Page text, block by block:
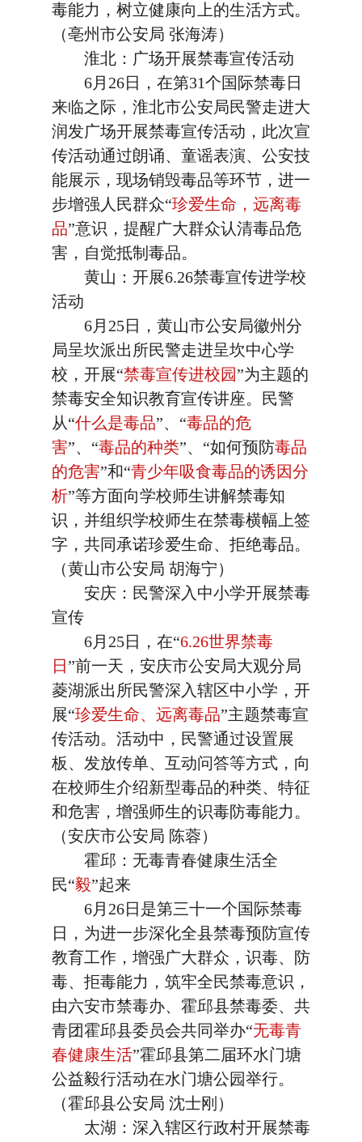
毒能力，树立健康向上的生活方式。
（亳州市公安局 张海涛）
淮北：广场开展禁毒宣传活动
6月26日，在第31个国际禁毒日
来临之际，淮北市公安局民警走进大
润发广场开展禁毒宣传活动，此次宣
传活动通过朗诵、童谣表演、公安技
能展示，现场销毁毒品等环节，进一
步增强人民群众“珍爱生命，远离毒
品”意识，提醒广大群众认清毒品危
害，自觉抵制毒品。
黄山：开展6.26禁毒宣传进学校
活动
6月25日，黄山市公安局徽州分
局呈坎派出所民警走进呈坎中心学
校，开展“禁毒宣传进校园”为主题的
禁毒安全知识教育宣传讲座。民警
从“什么是毒品”、“毒品的危
害”、“毒品的种类”、“如何预防毒品
的危害”和“青少年吸食毒品的诱因分
析”等方面向学校师生讲解禁毒知
识，并组织学校师生在禁毒横幅上签
字，共同承诺珍爱生命、拒绝毒品。
（黄山市公安局 胡海宁）
安庆：民警深入中小学开展禁毒
宣传
6月25日，在“6.26世界禁毒
日 ”前一天，安庆市公安局大观分局
菱湖派出所民警深入辖区中小学，开
展“珍爱生命、远离毒品”主题禁毒宣
传活动。活动中，民警通过设置展
板、发放传单、互动问答等方式，向
在校师生介绍新型毒品的种类、特征
和危害，增强师生的识毒防毒能力。
（安庆市公安局 陈蓉）
霍邱：无毒青春健康生活全
民“毅”起来
6月26日是第三十一个国际禁毒
日，为进一步深化全县禁毒预防宣传
教育工作，增强广大群众，识毒、防
毒、拒毒能力，筑牢全民禁毒意识，
由六安市禁毒办、霍邱县禁毒委、共
青团霍邱县委员会共同举办“无毒青
春健康生活”霍邱县第二届环水门塘
公益毅行活动在水门塘公园举行。
（霍邱县公安局 沈士刚）
太湖：深入辖区行政村开展禁毒